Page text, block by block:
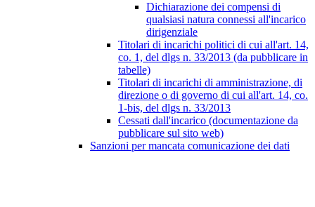
Dichiarazione dei compensi di
qualsiasi natura connessi all'incarico
dirigenziale
Titolari di incarichi politici di cui all'art. 14,
co. 1, del dlgs n. 33/2013 (da pubblicare in
tabelle)
Titolari di incarichi di amministrazione, di
direzione o di governo di cui all'art. 14, co.
1-bis, del dlgs n. 33/2013
Cessati dall'incarico (documentazione da
pubblicare sul sito web)
Sanzioni per mancata comunicazione dei dati